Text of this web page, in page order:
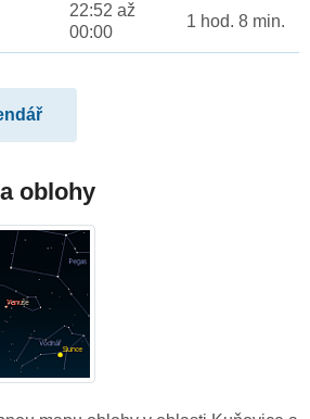
22:52 až
00:00
1 hod. 8 min.
oblohy